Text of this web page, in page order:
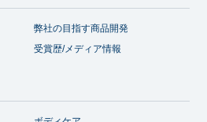
弊社の目指す商品開発
受賞歴/メディア情報